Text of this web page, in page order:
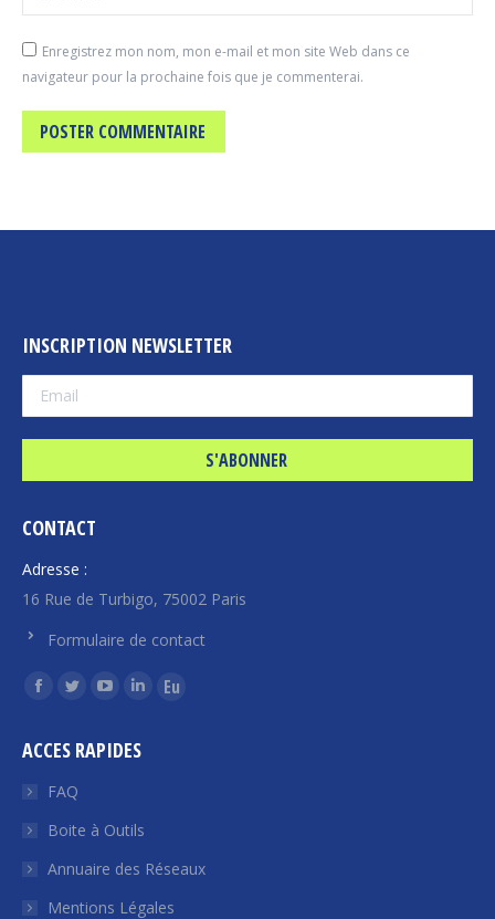
Enregistrez mon nom, mon e-mail et mon site Web dans ce
navigateur pour la prochaine fois que je commenterai.
POSTER COMMENTAIRE
INSCRIPTION NEWSLETTER
CONTACT
Adresse :
16 Rue de Turbigo, 75002 Paris
Formulaire de contact
Trouvez nous sur :
La
Facebook
s'ouvre
une
nouvelle
fenêtre
La
Twitter
s'ouvre
une
nouvelle
fenêtre
La
YouTube
une
nouvelle
fenêtre
La
LinkedIn
une
nouvelle
fenêtre
La
nouvelle
fenêtre
ACCES RAPIDES
FAQ
Boite à Outils
Annuaire des Réseaux
Mentions Légales